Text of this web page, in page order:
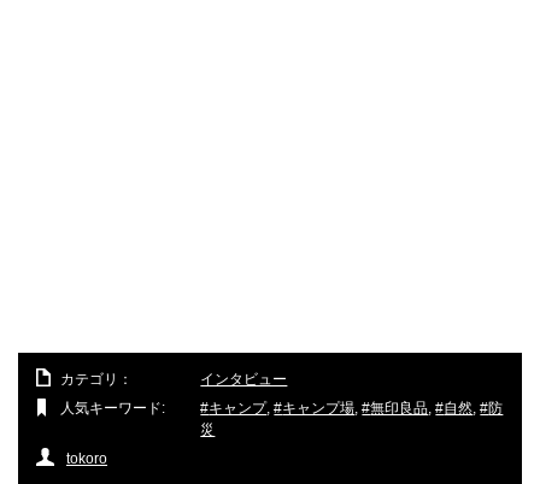
カテゴリ：
インタビュー
人気キーワード:
キャンプ, キャンプ場, 無印良品, 自然, 防
災
tokoro